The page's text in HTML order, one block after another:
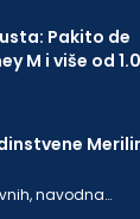
Pakito de
M i više od
navodna